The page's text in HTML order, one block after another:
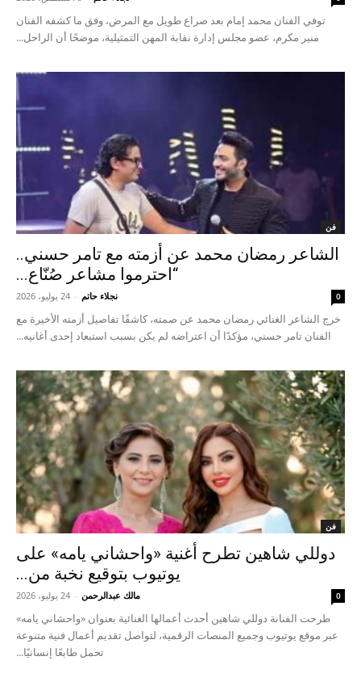
توفي الفنان محمد إمام بعد صراع طويل مع المرض، وفق ما كشفه الفنان
منير مكرم، عضو مجلس إدارة نقابة المهن التمثيلية، موضحًا أن الراحل...
فن
الشاعر رمضان محمد عن أزمته مع تامر حسني..
“احترموا مشاعر صُنّاع...
نجلاء حاتم - 24 يوليو، 2026 0
خرج الشاعر الغنائي رمضان محمد عن صمته، كاشفًا تفاصيل أزمته الأخيرة مع
الفنان تامر حسني، مؤكدًا أن اعتراضه لم يكن بسبب استبعاد إحدى أغانيه...
فن
دوللي شاهين تطرح أغنية «واحشاني يامه» على
يوتيوب بتوقيع نخبة من...
مالك عبدالرحمن - 24 يوليو، 2026 0
طرحت الفنانة دوللي شاهين أحدث أعمالها الغنائية بعنوان «واحشاني يامه»
عبر موقع يوتيوب وجميع المنصات الرقمية، لتواصل تقديم أعمال فنية متنوعة
تحمل طابعًا إنسانيًا...